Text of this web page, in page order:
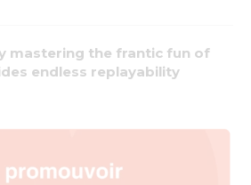
mastering the frantic fun of
endless replayability